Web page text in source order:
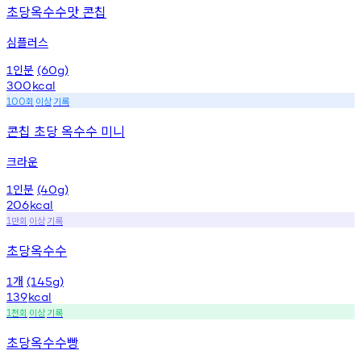
초당옥수수맛 콘칩
심플러스
1 인분 (60g)
300kcal
100회 이상기록
콘칩 초당 옥수수 미니
크라운
1 인분 (40g)
206kcal
1 만회 이상기록
초당옥수수
1 개 (145g)
139kcal
1천회 이상기록
초당옥수수빵